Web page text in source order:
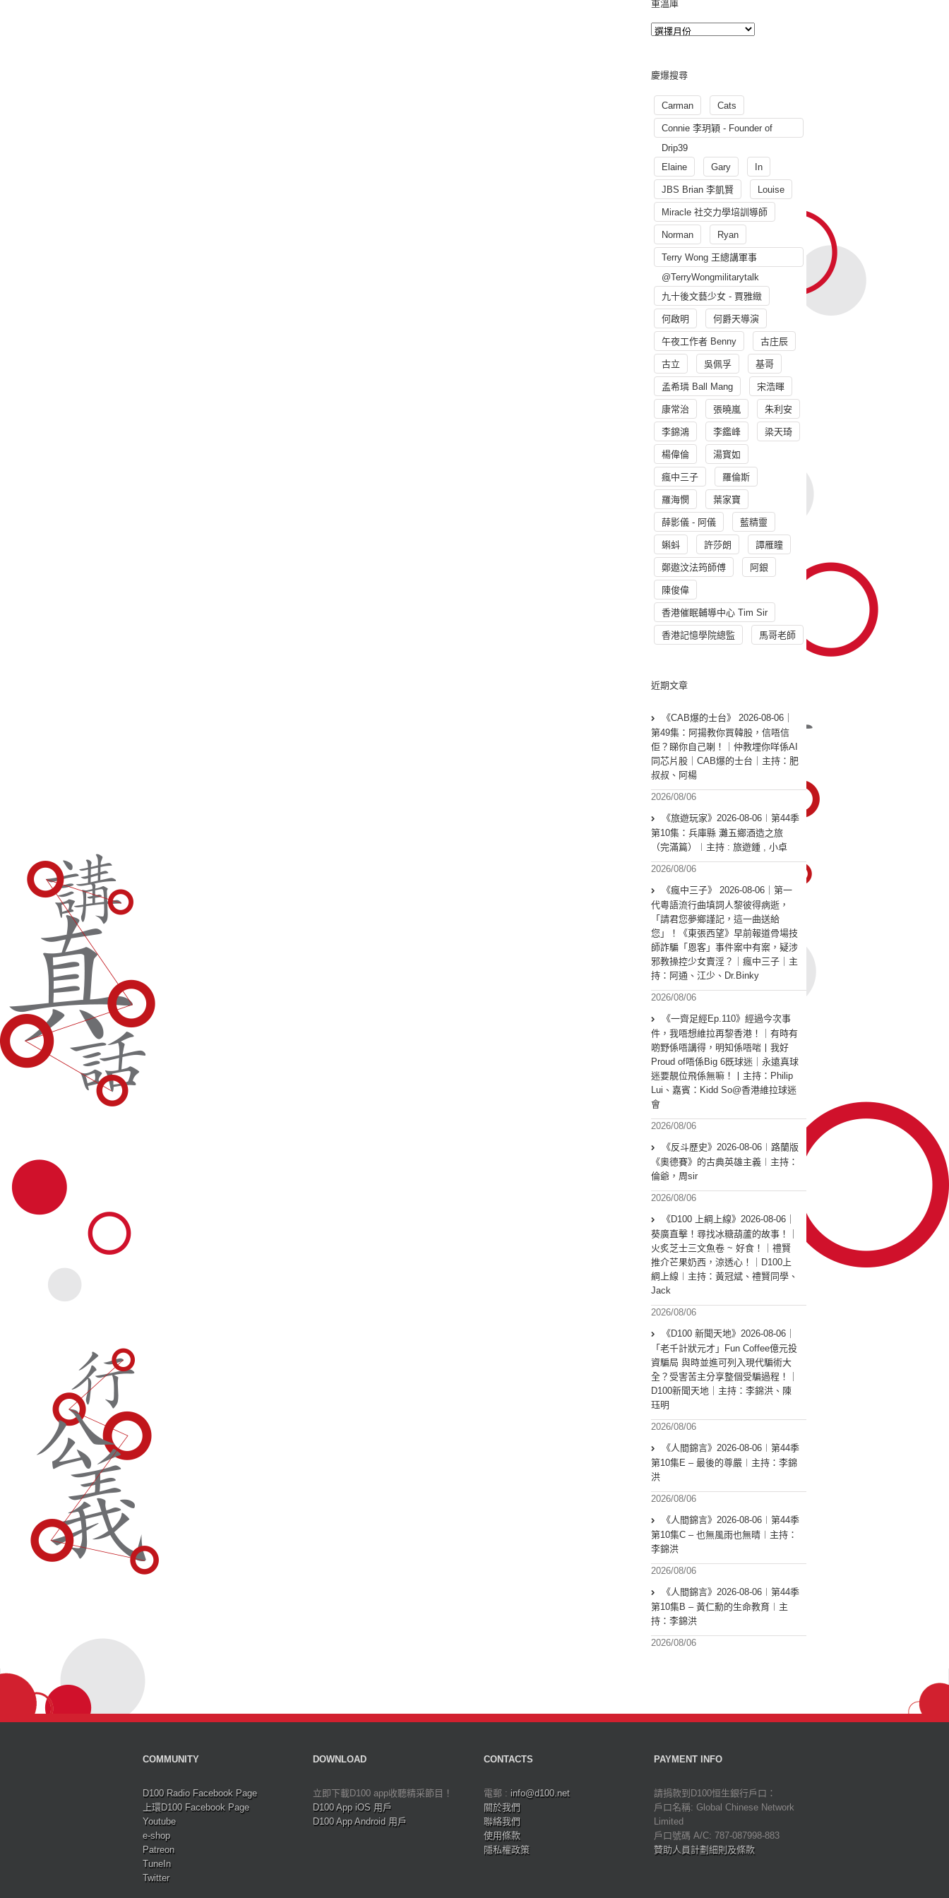
重溫庫
慶爆搜尋
Carman Cats
Connie 李玥穎 - Founder of
Drip39
Elaine
Gary In
JBS Brian 李凱賢 Louise
Miracle 社交力學培訓導師
Norman Ryan
Terry Wong 王總講軍事
@TerryWongmilitarytalk
九十後文藝少女 - 賈雅緻
何啟明 何爵天導演
午夜工作者 Benny 古庄辰
古立 吳佩孚 基哥
孟希璘 Ball Mang 宋浩暉
康常治 張曉嵐 朱利安
李錦鴻 李鑑峰 梁天琦
楊偉倫 湯寳如
瘋中三子 羅倫斯
羅海憫 葉家寶
薛影儀 - 阿儀 藍精靈
蝌蚪 許莎朗 譚雁瞳
鄭遨汶法筠師傅 阿銀
陳俊偉
香港催眠輔導中心 Tim Sir
香港記憶學院總監 馬哥老師
近期文章
《CAB爆的士台》 2026-08-06｜
第49集：阿揚教你買韓股，信唔信
佢？睇你自己喇！｜仲教埋你咩係AI
同芯片股｜CAB爆的士台｜主持：肥
叔叔、阿楊
2026/08/06
《旅遊玩家》2026-08-06︱第44季
第10集：兵庫縣 灘五鄉酒造之旅
（完滿篇）︱主持 : 旅遊鍾 , 小卓
2026/08/06
《瘋中三子》 2026-08-06｜第一
代粵語流行曲填詞人黎彼得病逝，
「請君您夢鄉謹記，這一曲送給
您」！《東張西望》早前報道骨場技
師詐騙「恩客」事件案中有案，疑涉
邪教操控少女賣淫？｜瘋中三子｜主
持：阿通、江少、Dr.Binky
2026/08/06
《一齊足經Ep.110》經過今次事
件，我唔想維拉再黎香港！｜有時有
啲野係唔講得，明知係唔啱丨我好
Proud of唔係Big 6既球迷｜永遠真球
迷要靚位飛係無嘛！丨主持：Philip
Lui、嘉賓：Kidd So@香港維拉球迷
會
2026/08/06
《反斗歷史》2026-08-06︱路蘭版
《奧德賽》的古典英雄主義︱主持：
倫爺，周sir
2026/08/06
《D100 上綱上線》2026-08-06｜
葵廣直擊！尋找冰糖葫蘆的故事！｜
火炙芝士三文魚卷 ~ 好食！｜禮賢
推介芒果奶西，涼透心！｜D100上
綱上線︱主持：黃冠斌、禮賢同學、
Jack
2026/08/06
《D100 新聞天地》2026-08-06｜
「老千計狀元才」Fun Coffee億元投
資騙局 與時並進可列入現代騙術大
全？受害苦主分享整個受騙過程！｜
D100新聞天地｜主持：李錦洪、陳
珏明
2026/08/06
《人間錦言》2026-08-06︱第44季
第10集E – 最後的尊嚴︱主持：李錦
洪
2026/08/06
《人間錦言》2026-08-06︱第44季
第10集C – 也無風雨也無晴︱主持：
李錦洪
2026/08/06
《人間錦言》2026-08-06︱第44季
第10集B – 黃仁勳的生命教育︱主
持：李錦洪
2026/08/06
COMMUNITY
D100 Radio Facebook Page
上環D100 Facebook Page
Youtube
e-shop
Patreon
TuneIn
Twitter
DOWNLOAD
立即下載D100 app收聽精采節目！
D100 App iOS 用戶
D100 App Android 用戶
CONTACTS
電郵 : info@d100.net
關於我們
聯絡我們
使用條款
隱私權政策
PAYMENT INFO
請捐款到D100恒生銀行戶口：
戶口名稱: Global Chinese Network
Limited
戶口號碼 A/C: 787-087998-883
贊助人員計劃細則及條款